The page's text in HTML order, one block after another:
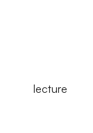
lecture